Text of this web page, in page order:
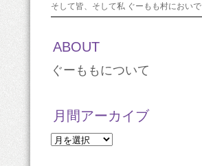
そして皆、そして私 ぐーもも村においで
ABOUT
ぐーももについて
月間アーカイブ
月